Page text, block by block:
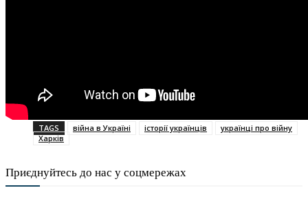
TAGS війна в Україні історії українців
українці про війну
Харків
Приєднуйтесь до нас у соцмережах